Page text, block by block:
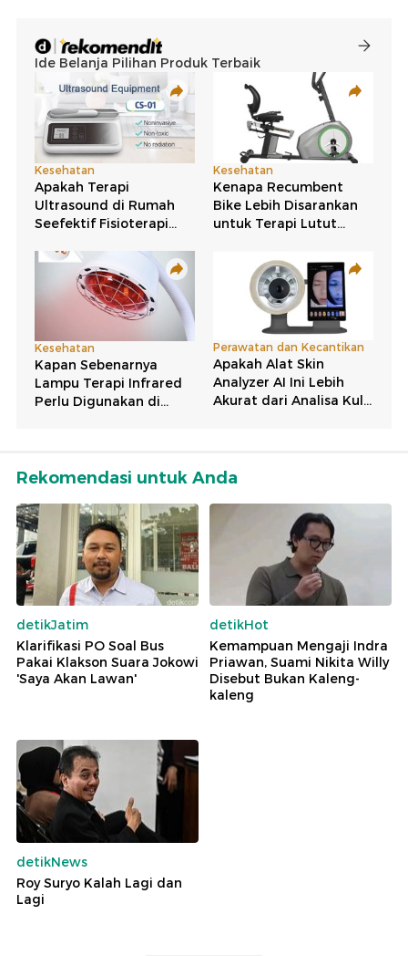
Rekomendasi untuk Anda
detikJatim
Klarifikasi PO Soal Bus
Pakai Klakson Suara Jokowi
'Saya Akan Lawan'
detikHot
Kemampuan Mengaji Indra
Priawan, Suami Nikita Willy
Disebut Bukan Kaleng-
kaleng
detikNews
Roy Suryo Kalah Lagi dan
Lagi